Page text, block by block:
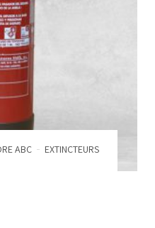
ABC EXTINCTEURS